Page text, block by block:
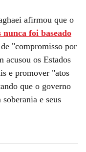
afirmou que o
nunca foi baseado
"compromisso por
acusou os Estados
e promover "atos
que o governo
e seus